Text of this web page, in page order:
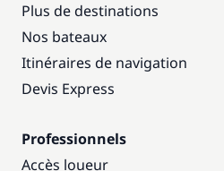
Plus de destinations
Nos bateaux
Itinéraires de navigation
Devis Express
Professionnels
Accès loueur